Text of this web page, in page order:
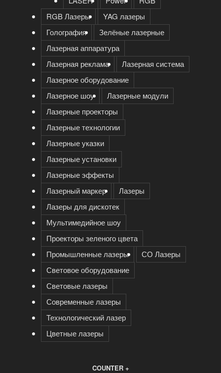
RGB Лазеры
YAG лазеры
Голография
Зелёные лазерные
Лазерная аппаратура
Лазерная реклама
Лазерная система
Лазерное оборудование
Лазерное шоу
Лазерные модули
Лазерные проекторы
Лазерные технологии
Лазерные указки
Лазерные установки
Лазерные эффекты
Лазерный маркер
Лазеры
Лазеры для дискотек
Мультимедийное шоу
Проекторы зеленого цвета
Промышленные лазеры
СО Лазеры
Световое оборудование
Световые лазеры
Современные лазеры
Технологический лазер
Цветные лазеры
COUNTER +